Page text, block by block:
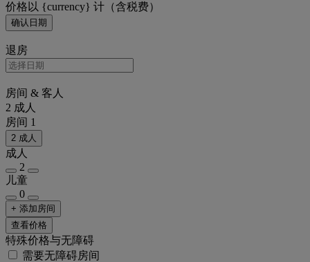
价格以 {currency} 计（含税费）
确认日期
退房
房间 & 客人
2 成人
房间 1
2 成人
成人
2
儿童
0
+ 添加房间
查看价格
特殊价格与无障碍
需要无障碍房间